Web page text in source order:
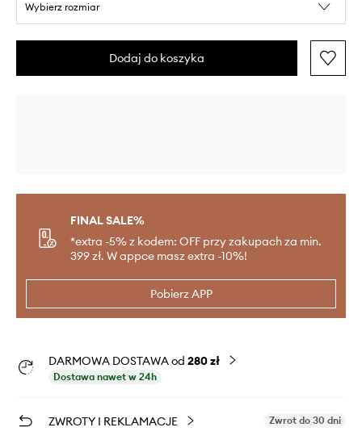
Wybierz rozmiar
Dodaj do koszyka
FINAL SALE%
*extra -5% z kodem: OFF przy zakupach za min.
399 zł. W appce masz extra -10%!
Pobierz APP
DARMOWA DOSTAWA od 280 zł
Dostawa nawet w 24h
ZWROTY I REKLAMACJE Zwrot do 30 dni